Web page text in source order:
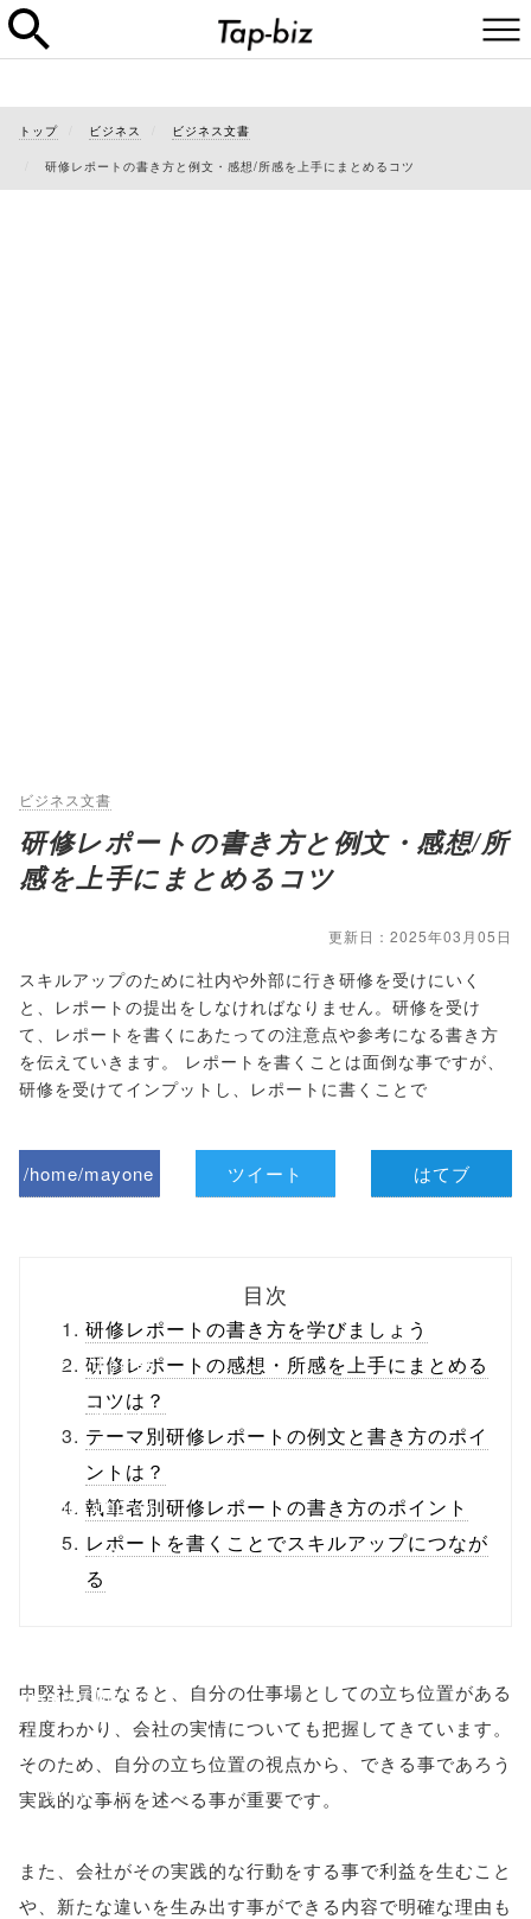
トップ ビジネス ビジネス文書
研修レポートの書き方と例文・感想/所感を上手にまとめるコツ
ビジネス文書
研修レポートの書き方と例文・感想/所
感を上手にまとめるコツ
更新日：2025年03月05日
スキルアップのために社内や外部に行き研修を受けにいく
と、レポートの提出をしなければなりません。研修を受け
て、レポートを書くにあたっての注意点や参考になる書き方
を伝えていきます。 レポートを書くことは面倒な事ですが、
研修を受けてインプットし、レポートに書くことで
/home/mayone
ml/wp-
content/themes
/tapbiz_theme/
parts/sns-
buttons.php on
line10
/1016703"
w.open(this.hre
f, 'Gwindow',
'width=550,
menubar=no,
ツイート はてブ
目次
研修レポートの書き方を学びましょう
研修レポートの感想・所感を上手にまとめる
コツは？
テーマ別研修レポートの例文と書き方のポイ
ントは？
執筆者別研修レポートの書き方のポイント
レポートを書くことでスキルアップにつなが
る
中堅社員になると、自分の仕事場としての立ち位置がある
程度わかり、会社の実情についても把握してきています。
そのため、自分の立ち位置の視点から、できる事であろう
実践的な事柄を述べる事が重要です。
また、会社がその実践的な行動をする事で利益を生むこと
や、新たな違いを生み出す事ができる内容で明確な理由も